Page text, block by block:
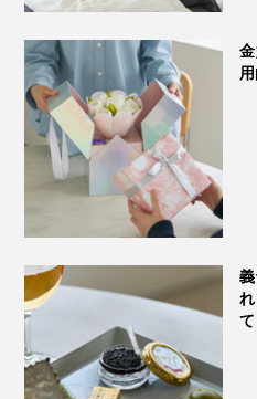
繰り返し愛用するうちにチ
になりだしたら、レンジ加
分を保湿してあげるのもおす
クーリングパッドとして使
て